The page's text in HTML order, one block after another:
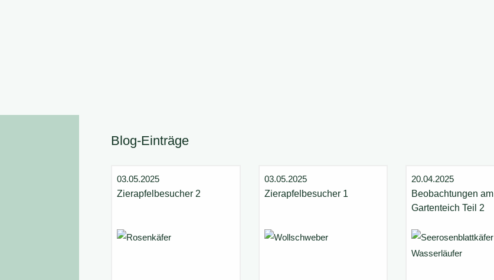
Blog-Einträge
03.05.2025
Zierapfelbesucher 2
03.05.2025
Zierapfelbesucher 1
20.04.2025
Beobachtungen am
Gartenteich Teil 2